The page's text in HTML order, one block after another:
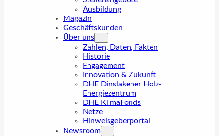
Ausbildung
Magazin
Geschäftskunden
Über uns
Zahlen, Daten, Fakten
Historie
Engagement
Innovation & Zukunft
DHE Dinslakener Holz-
Energiezentrum
DHE KlimaFonds
Netze
Hinweisgeberportal
Newsroom